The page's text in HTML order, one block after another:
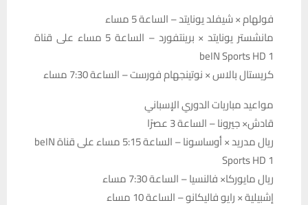
فولهام × شيفلد يونايتد – الساعة 5 مساء
مانشستر يونايتد × برينتفورد – الساعة 5 مساء على قناة
beIN Sports HD 1
كريستال بالاس × نوتينجهام فورست – الساعة 7:30 مساء
مواعيد مباريات الدوري الإسباني
قادش× جيرونا – الساعة 3 عصرًا
ريال مدريد × أوساسونا – الساعة 5:15 مساء على قناة beIN
Sports HD 1
ريال مايوركا× فالنسيا – الساعة 7:30 مساء
إشبيلية × رايو فاليكانو – الساعة 10 مساء